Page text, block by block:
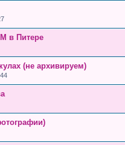
в Питере
(не архивируем)